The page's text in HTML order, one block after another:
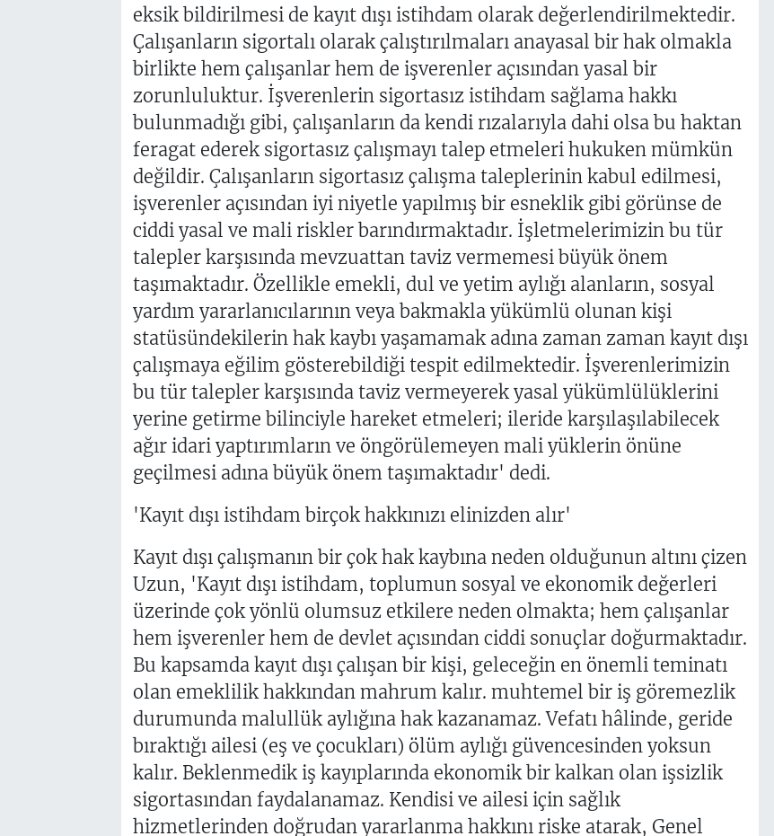
eksik bildirilmesi de kayıt dışı istihdam olarak değerlendirilmektedir.
Çalışanların sigortalı olarak çalıştırılmaları anayasal bir hak olmakla
birlikte hem çalışanlar hem de işverenler açısından yasal bir
zorunluluktur. İşverenlerin sigortasız istihdam sağlama hakkı
bulunmadığı gibi, çalışanların da kendi rızalarıyla dahi olsa bu haktan
feragat ederek sigortasız çalışmayı talep etmeleri hukuken mümkün
değildir. Çalışanların sigortasız çalışma taleplerinin kabul edilmesi,
işverenler açısından iyi niyetle yapılmış bir esneklik gibi görünse de
ciddi yasal ve mali riskler barındırmaktadır. İşletmelerimizin bu tür
talepler karşısında mevzuattan taviz vermemesi büyük önem
taşımaktadır. Özellikle emekli, dul ve yetim aylığı alanların, sosyal
yardım yararlanıcılarının veya bakmakla yükümlü olunan kişi
statüsündekilerin hak kaybı yaşamamak adına zaman zaman kayıt dışı
çalışmaya eğilim gösterebildiği tespit edilmektedir. İşverenlerimizin
bu tür talepler karşısında taviz vermeyerek yasal yükümlülüklerini
yerine getirme bilinciyle hareket etmeleri; ileride karşılaşılabilecek
ağır idari yaptırımların ve öngörülemeyen mali yüklerin önüne
geçilmesi adına büyük önem taşımaktadır' dedi.
'Kayıt dışı istihdam birçok hakkınızı elinizden alır'
Kayıt dışı çalışmanın bir çok hak kaybına neden olduğunun altını çizen
Uzun, 'Kayıt dışı istihdam, toplumun sosyal ve ekonomik değerleri
üzerinde çok yönlü olumsuz etkilere neden olmakta; hem çalışanlar
hem işverenler hem de devlet açısından ciddi sonuçlar doğurmaktadır.
Bu kapsamda kayıt dışı çalışan bir kişi, geleceğin en önemli teminatı
olan emeklilik hakkından mahrum kalır. muhtemel bir iş göremezlik
durumunda malullük aylığına hak kazanamaz. Vefatı hâlinde, geride
bıraktığı ailesi (eş ve çocukları) ölüm aylığı güvencesinden yoksun
kalır. Beklenmedik iş kayıplarında ekonomik bir kalkan olan işsizlik
sigortasından faydalanamaz. Kendisi ve ailesi için sağlık
hizmetlerinden doğrudan yararlanma hakkını riske atarak, Genel